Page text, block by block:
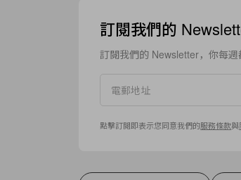
訂閱我們的
訂閱我們的 Newsletter，你每週
點擊訂閱即表示您同意我們的服務條款與